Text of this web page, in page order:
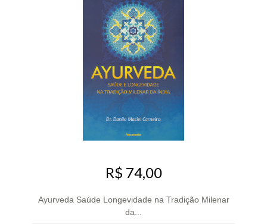
R$ 74,00
Ayurveda Saúde Longevidade na Tradição Milenar
da...